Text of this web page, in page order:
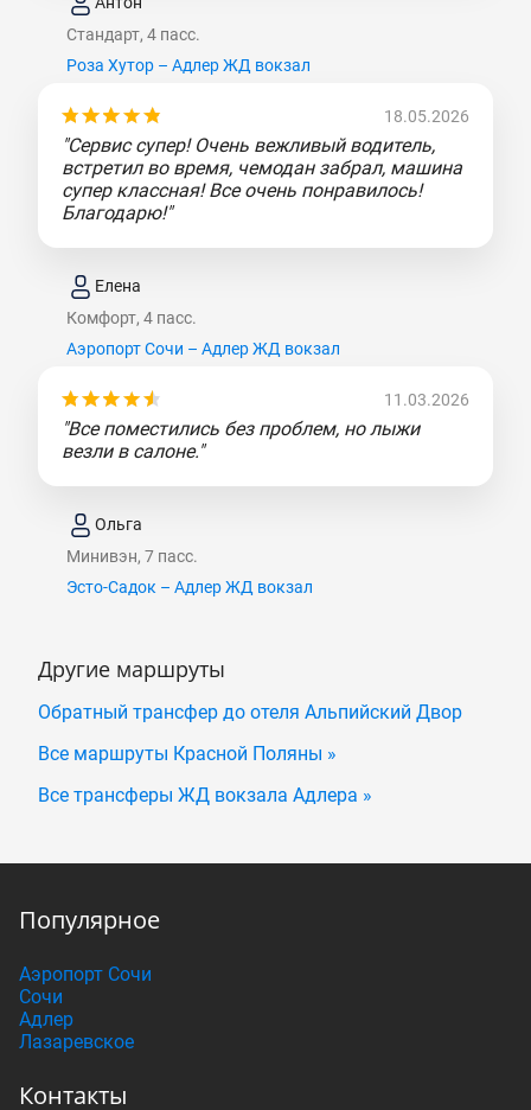
Стандарт, 4 пасс.
Роза Хутор – Адлер ЖД вокзал
18.05.2026
"Сервис супер! Очень вежливый водитель,
встретил во время, чемодан забрал, машина
супер классная! Все очень понравилось!
Благодарю!"
Елена
Комфорт, 4 пасс.
Аэропорт Сочи – Адлер ЖД вокзал
11.03.2026
"Все поместились без проблем, но лыжи
везли в салоне."
Ольга
Минивэн, 7 пасс.
Эсто-Садок – Адлер ЖД вокзал
Другие маршруты
Обратный трансфер до отеля Альпийский Двор
Все маршруты Красной Поляны »
Все трансферы ЖД вокзала Адлера »
Популярное
Аэропорт Сочи
Сочи
Адлер
Лазаревское
Контакты